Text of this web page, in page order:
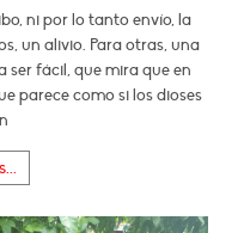
ni por lo tanto envío, la
un alivio. Para otras, una
ser fácil, que mira que en
parece como si los dioses